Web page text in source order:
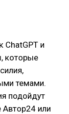
ChatGPT и
которые
темами.
подойдут
Автор24 или